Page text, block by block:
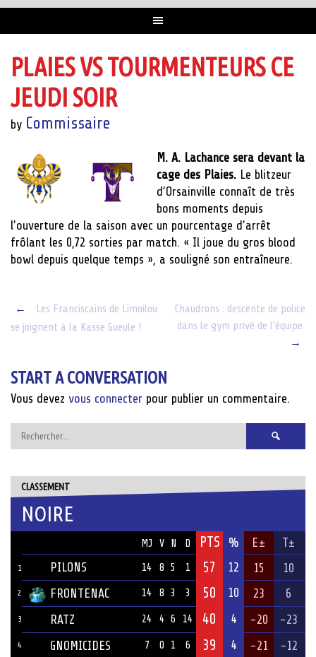
PLAIES VS TOURMENTEURS CE
JEUDI SOIR
by Commissaire
M. A. Lachance sera devant la
cage des Plaies. Le blitzeur
d’Orsainville connaît de très
bons moments depuis
l’ouverture de la saison avec un pourcentage d’arrêt
frôlant les 0,72 sorties par match. « Il joue du gros blood
bowl depuis quelque temps », a souligné son entraîneure.
Post
←
Les Franciscains de Limoilou
se joignent à la Kasse Gueule !
Chaudrons : descente de police
dans le gym privé de l’équipe
→
START A CONVERSATION
Vous devez vous connecter pour publier un commentaire.
Rechercher :
CLASSEMENT
NOIRE
MJ V N D PTS % E± T±
1 PILONS 14 8 5 1 57 12 15 10
2 FRONTENAC 14 8 3 3 50 10 23 6
3 RATZ 24 4 6 14 40 4 -20 -23
4 GNOMICIDES 7 0 1 6 39 4 -21 -12